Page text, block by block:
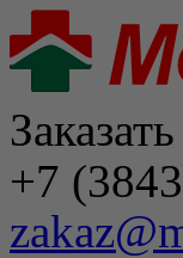
+7